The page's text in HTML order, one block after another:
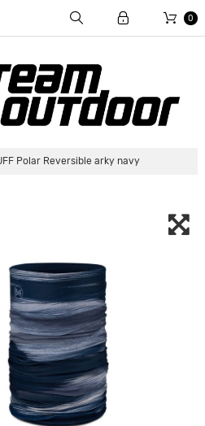
0
Polar Reversible arky navy